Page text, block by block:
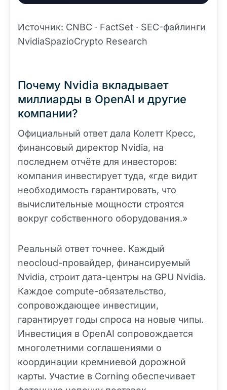
Источник: CNBC · FactSet · SEC-файлинги
NvidiaSpazioCrypto Research
Почему Nvidia вкладывает
миллиарды в OpenAI и другие
компании?
Официальный ответ дала Колетт Кресс,
финансовый директор Nvidia, на
последнем отчёте для инвесторов:
компания инвестирует туда, «где видит
необходимость гарантировать, что
вычислительные мощности строятся
вокруг собственного оборудования.»
Реальный ответ точнее. Каждый
neocloud-провайдер, финансируемый
Nvidia, строит дата-центры на GPU Nvidia.
Каждое compute-обязательство,
сопровождающее инвестиции,
гарантирует годы спроса на новые чипы.
Инвестиция в OpenAI сопровождается
многолетними соглашениями о
координации кремниевой дорожной
карты. Участие в Corning обеспечивает